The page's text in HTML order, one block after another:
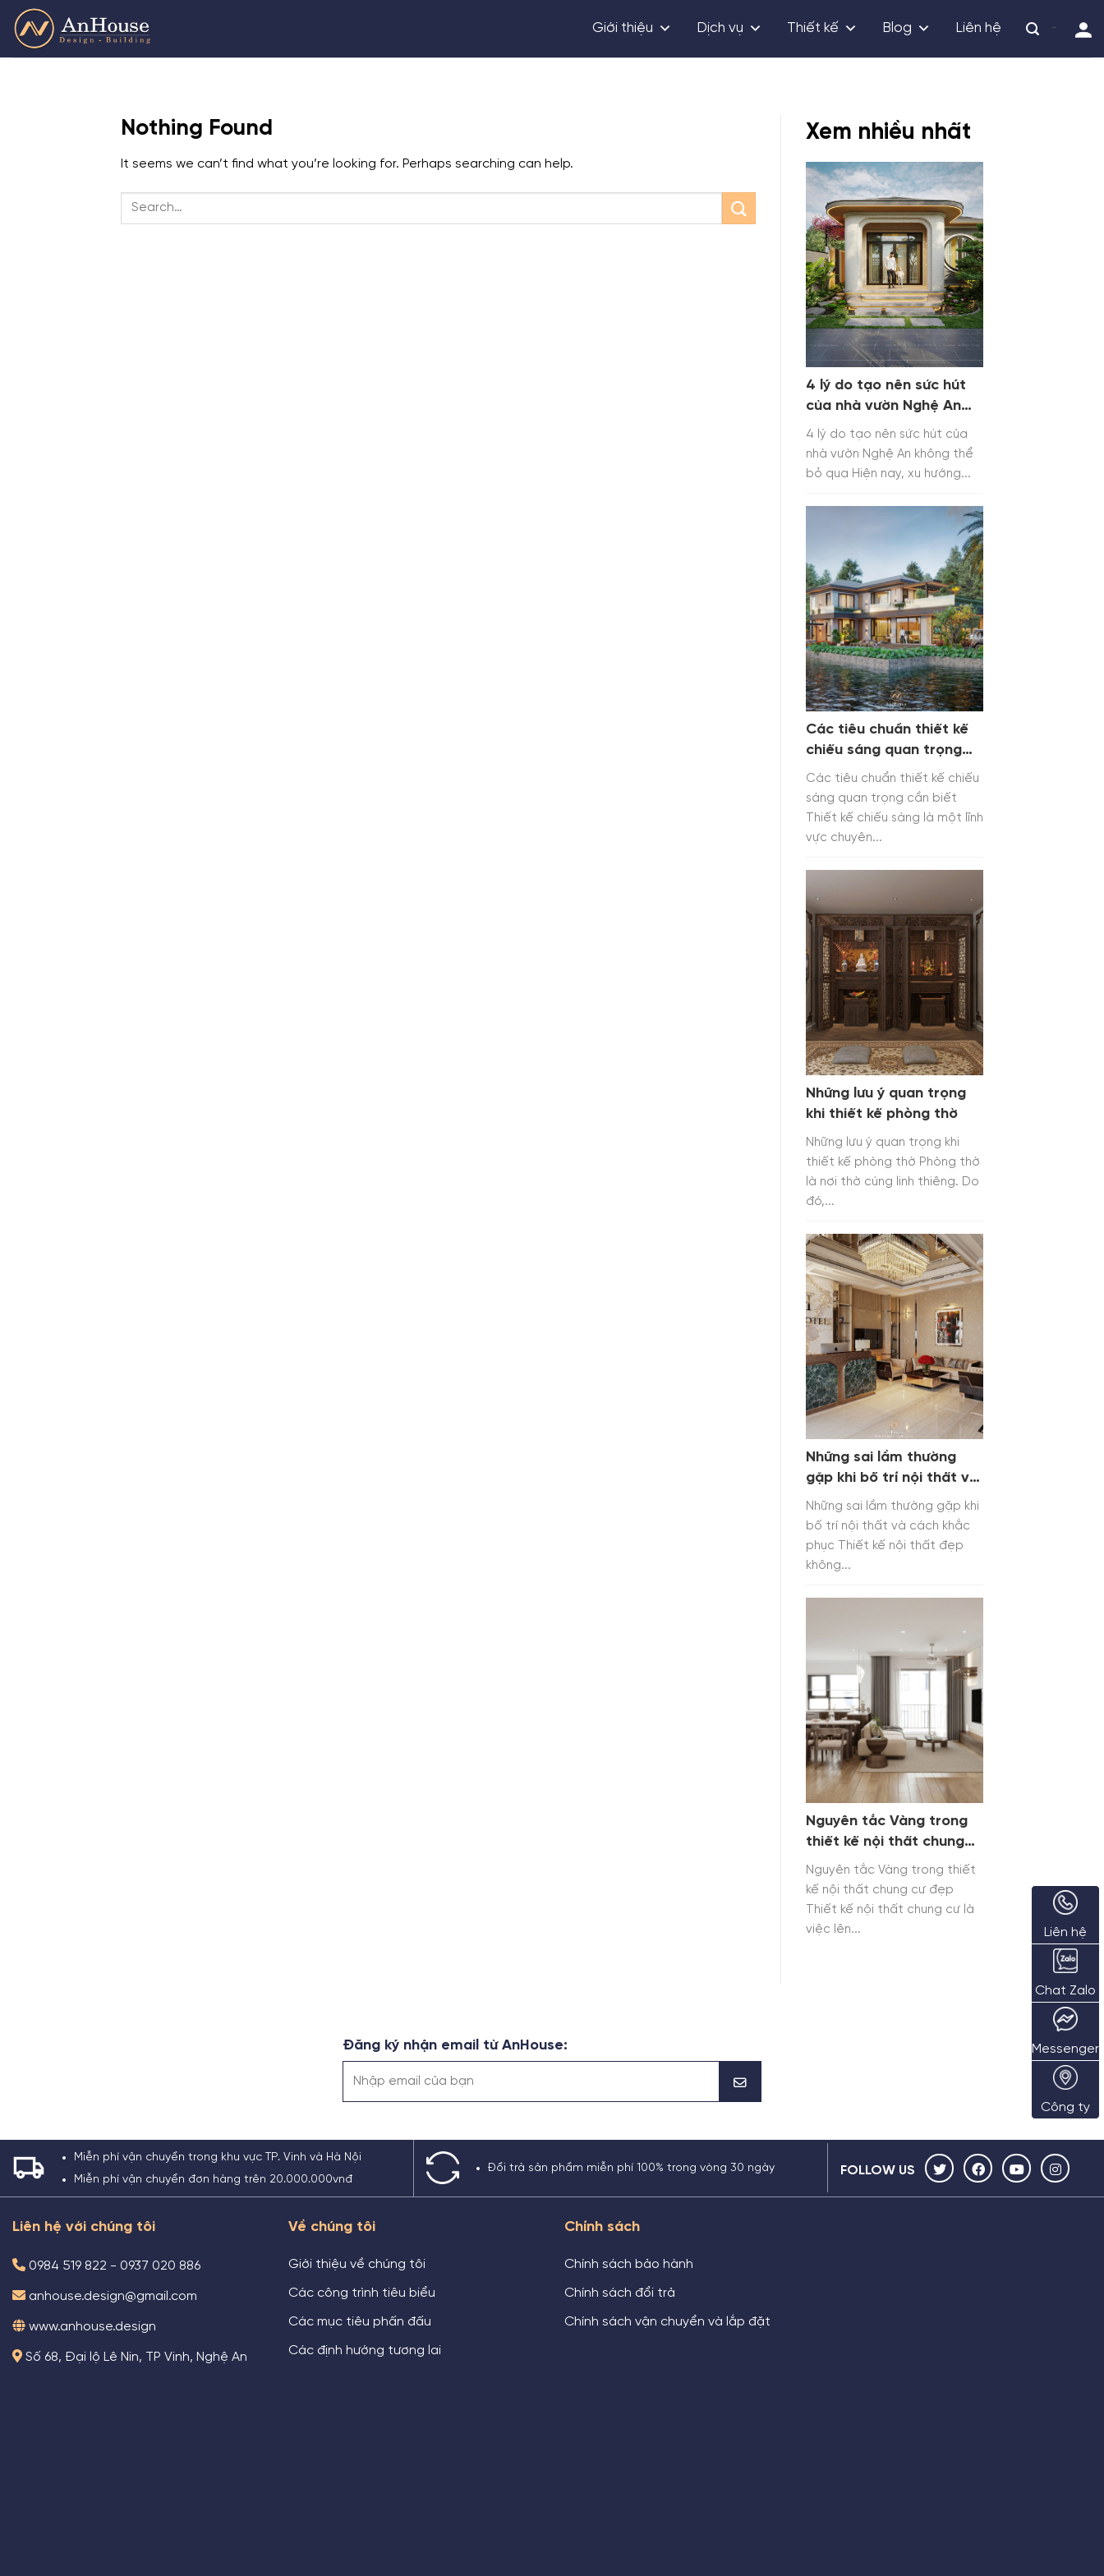
Skip
content
Giới thiệu Dịch vụ Thiết kế Blog Liên hệ -
Nothing Found
It seems we can’t find what you’re looking for. Perhaps searching can help.
Xem nhiều nhất
4 lý do tạo nên sức hút
của nhà vườn Nghệ An
không thể bỏ qua
4 lý do tạo nên sức hút của
nhà vườn Nghệ An không thể
bỏ qua Hiện nay, xu hướng...
Các tiêu chuẩn thiết kế
chiếu sáng quan trọng
cần biết
Các tiêu chuẩn thiết kế chiếu
sáng quan trọng cần biết
Thiết kế chiếu sáng là một lĩnh
vực chuyên...
Những lưu ý quan trọng
khi thiết kế phòng thờ
Những lưu ý quan trọng khi
thiết kế phòng thờ Phòng thờ
là nơi thờ cúng linh thiêng. Do
đó,...
Những sai lầm thường
gặp khi bố trí nội thất và
cách khắc phục
Những sai lầm thường gặp khi
bố trí nội thất và cách khắc
phục Thiết kế nội thất đẹp
không...
Nguyên tắc Vàng trong
thiết kế nội thất chung
cư đẹp
Nguyên tắc Vàng trong thiết
kế nội thất chung cư đẹp
Thiết kế nội thất chung cư là
việc lên...
Đăng ký nhận email từ AnHouse:
Liên hệ
Chat Zalo
Messenger
Công ty
Miễn phí vận chuyển trong khu vực TP. Vinh và Hà Nội
Miễn phí vận chuyển đơn hàng trên 20.000.000vnđ
Đổi trả sản phẩm miễn phí 100% trong vòng 30 ngày FOLLOW US
Liên hệ với chúng tôi
0984 519 822 - 0937 020 886
anhouse.design@gmail.com
www.anhouse.design
Số 68, Đại lộ Lê Nin, TP Vinh, Nghệ An
Về chúng tôi
Giới thiệu về chúng tôi
Các công trình tiêu biểu
Các mục tiêu phấn đấu
Các định hướng tương lai
Chính sách
Chính sách bảo hành
Chính sách đổi trả
Chính sách vận chuyển và lắp đặt